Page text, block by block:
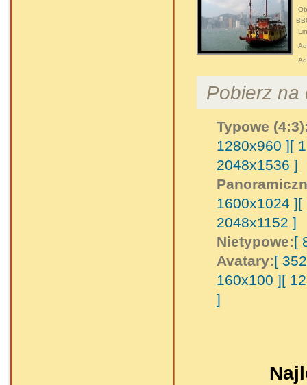
Pobierz na
Typowe
1280x960 ][
2048x1536 ]
1600x1024 ][
2048x1152 ]
Nietypowe:[
Avatary:[
160x100 ][
]